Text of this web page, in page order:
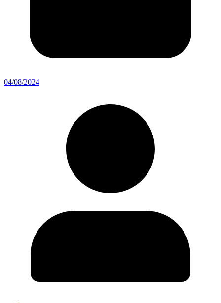
04/08/2024